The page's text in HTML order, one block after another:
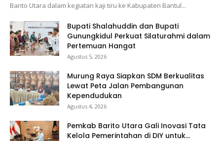
Barito Utara dalam kegiatan kaji tiru ke Kabupaten Bantul...
Bupati Shalahuddin dan Bupati
Gunungkidul Perkuat Silaturahmi dalam
Pertemuan Hangat
Agustus 5, 2026
Murung Raya Siapkan SDM Berkualitas
Lewat Peta Jalan Pembangunan
Kependudukan
Agustus 4, 2026
Pemkab Barito Utara Gali Inovasi Tata
Kelola Pemerintahan di DIY untuk...